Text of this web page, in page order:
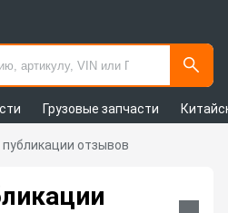
Грузовые запчасти
публикации отзывов